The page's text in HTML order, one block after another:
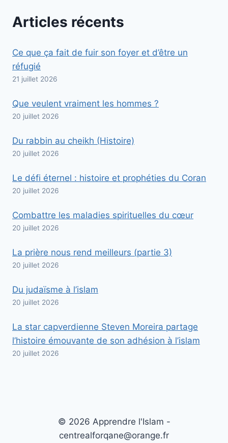
Articles récents
Ce que ça fait de fuir son foyer et d’être un
réfugié
21 juillet 2026
Que veulent vraiment les hommes ?
20 juillet 2026
Du rabbin au cheikh (Histoire)
20 juillet 2026
Le défi éternel : histoire et prophéties du Coran
20 juillet 2026
Combattre les maladies spirituelles du cœur
20 juillet 2026
La prière nous rend meilleurs (partie 3)
20 juillet 2026
Du judaïsme à l’islam
20 juillet 2026
La star capverdienne Steven Moreira partage
l’histoire émouvante de son adhésion à l’islam
20 juillet 2026
© 2026 Apprendre l'Islam -
centrealforqane@orange.fr